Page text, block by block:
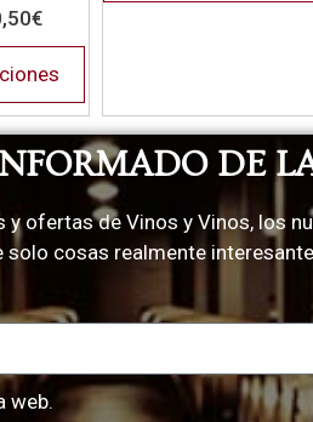
€
DE
ofertas de Vinos y Vinos, los
solo cosas realmente
web.